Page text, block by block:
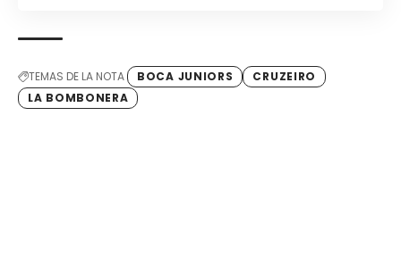
TEMAS DE LA NOTA BOCA JUNIORS
CRUZEIRO
LA BOMBONERA